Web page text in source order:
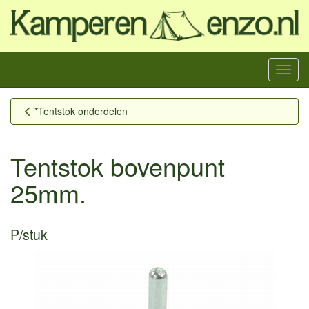
Menu
*Tentstok onderdelen
Tentstok bovenpunt
25mm.
P/stuk